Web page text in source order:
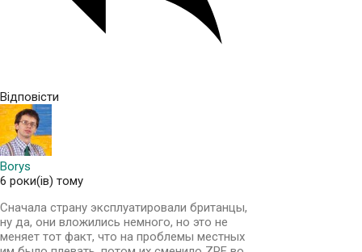
Відповісти
Borys
6 роки(ів) тому
Сначала страну эксплуатировали британцы,
ну да, они вложились немного, но это не
меняет тот факт, что на проблемы местных